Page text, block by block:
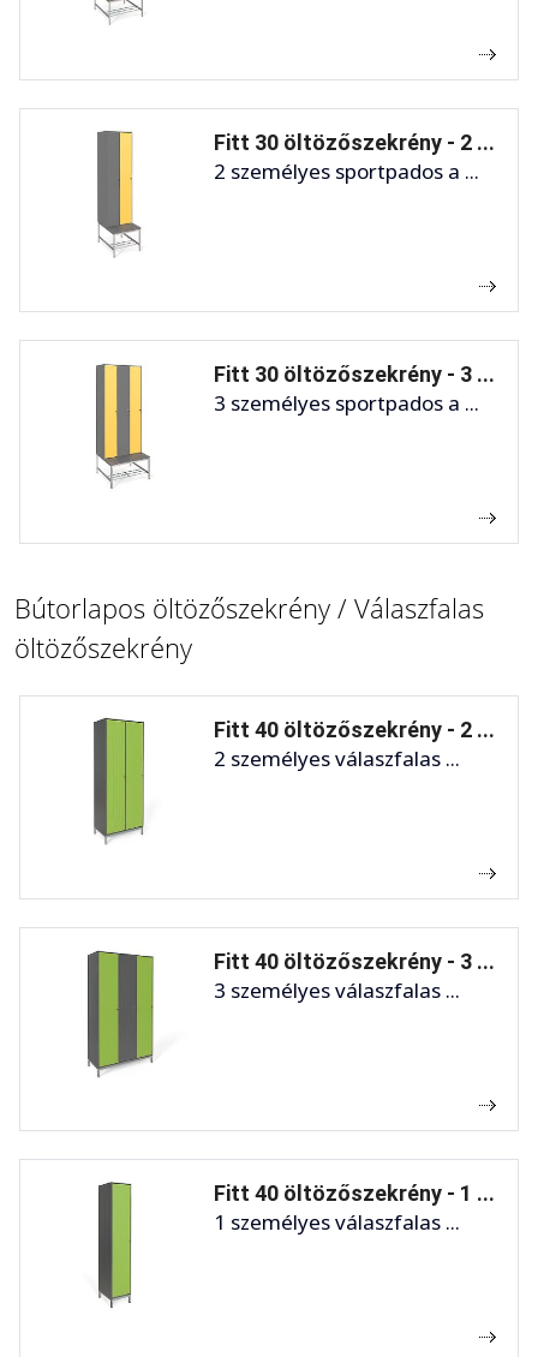
Fitt 30 öltözőszekrény - 2 ...
2 személyes sportpados a ...
Fitt 30 öltözőszekrény - 3 ...
3 személyes sportpados a ...
Bútorlapos öltözőszekrény / Válaszfalas
öltözőszekrény
Fitt 40 öltözőszekrény - 2 ...
2 személyes válaszfalas ...
Fitt 40 öltözőszekrény - 3 ...
3 személyes válaszfalas ...
Fitt 40 öltözőszekrény - 1 ...
1 személyes válaszfalas ...